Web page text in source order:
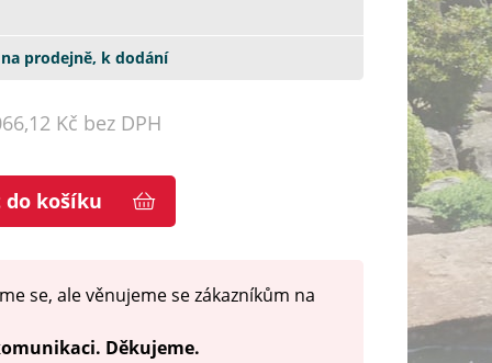
prodejně, k dodání
Kč bez DPH
do košíku
se, ale věnujeme se zákazníkům na
Děkujeme.